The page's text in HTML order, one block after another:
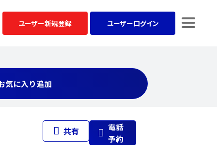
ユーザー新規登録 ユーザーログイン
気に入り追加
共有
電話
予約